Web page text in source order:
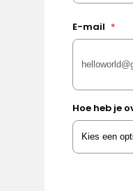
E-mail *
Hoe heb je